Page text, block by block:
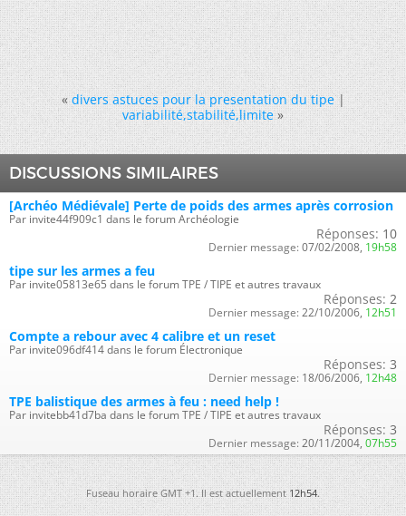
« divers astuces pour la presentation du tipe|
variabilité,stabilité,limite »
DISCUSSIONS SIMILAIRES
[Archéo Médiévale] Perte de poids des armes après corrosion
Par invite44f909c1 dans le forum Archéologie
Réponses: 10
Dernier message: 07/02/2008, 19h58
tipe sur les armes a feu
Par invite05813e65 dans le forum TPE / TIPE et autres travaux
Réponses: 2
Dernier message: 22/10/2006, 12h51
Compte a rebour avec 4 calibre et un reset
Par invite096df414 dans le forum Électronique
Réponses: 3
Dernier message: 18/06/2006, 12h48
TPE balistique des armes à feu : need help !
Par invitebb41d7ba dans le forum TPE / TIPE et autres travaux
Réponses: 3
Dernier message: 20/11/2004, 07h55
Fuseau horaire GMT +1. Il est actuellement12h54.